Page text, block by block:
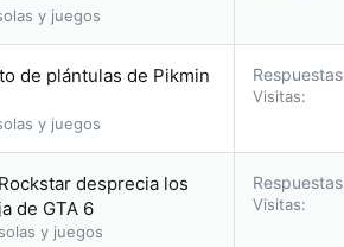
y juegos
de plántulas de Pikmin
y juegos
Respuestas
Visitas
desprecia los
de GTA 6
y juegos
Respuestas
Visitas